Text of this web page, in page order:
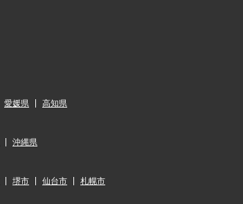
愛媛県 高知県
沖縄県
堺市 仙台市 札幌市